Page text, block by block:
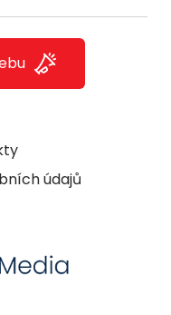
údajů